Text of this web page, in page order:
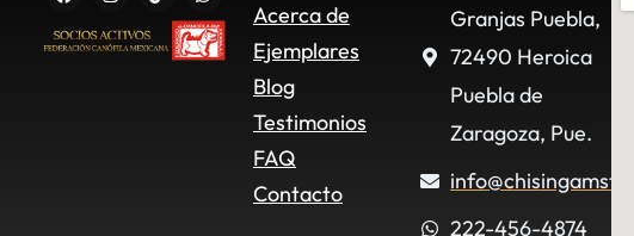
Acerca de
Ejemplares
Blog
Testimonios
FAQ
Contacto
Granjas Puebla,
72490 Heroica
Puebla de
Zaragoza, Pue.
222-456-4874